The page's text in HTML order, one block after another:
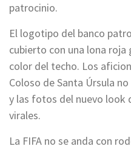
patrocinio.
El logotipo del banco
cubierto con una lona
color del techo. Los
Coloso de Santa Úrsula
y las fotos del nuevo look
virales.
La FIFA no se anda con